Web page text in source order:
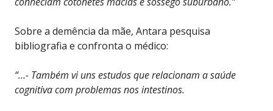
Sobre a demência da mãe, Antara pesquisa
bibliografia e confronta o médico:
“…- Também vi uns estudos que relacionam a saúde
cognitiva com problemas nos intestinos.